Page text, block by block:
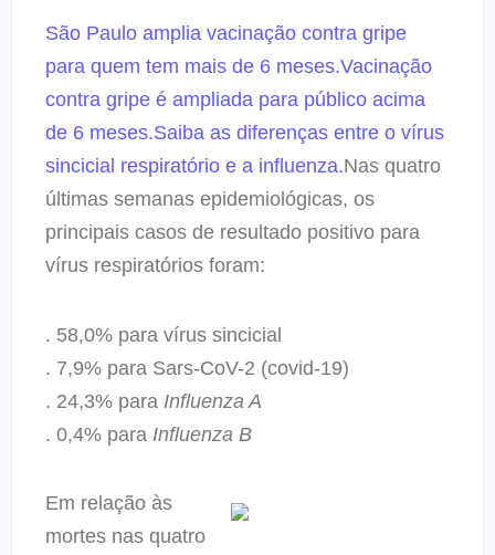
São Paulo amplia vacinação contra gripe
para quem tem mais de 6 meses.Vacinação
contra gripe é ampliada para público acima
de 6 meses.Saiba as diferenças entre o vírus
sincicial respiratório e a influenza.Nas quatro
últimas semanas epidemiológicas, os
principais casos de resultado positivo para
vírus respiratórios foram:
. 58,0% para vírus sincicial
. 7,9% para Sars-CoV-2 (covid-19)
. 24,3% para Influenza A
. 0,4% para Influenza B
Em relação às
mortes nas quatro